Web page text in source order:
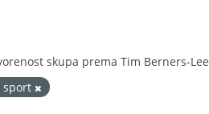
skupa prema Tim Berners-Lee
sport